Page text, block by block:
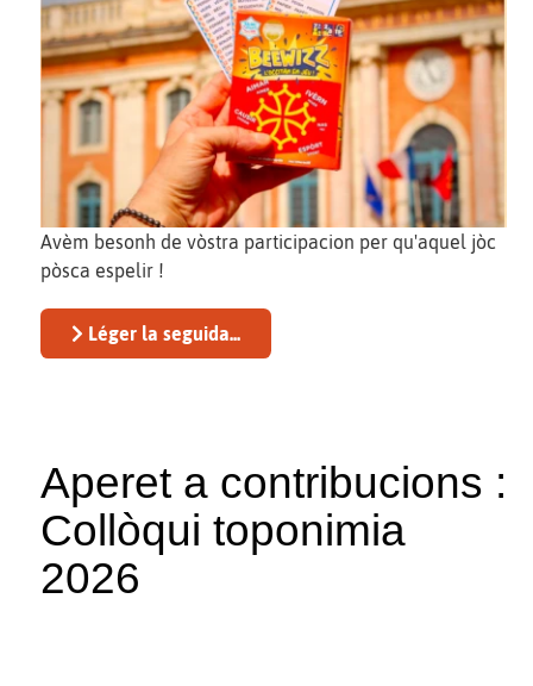
Avèm besonh de vòstra participacion per qu'aquel jòc
pòsca espelir !
Léger la seguida...
Aperet a contribucions :
Collòqui toponimia
2026